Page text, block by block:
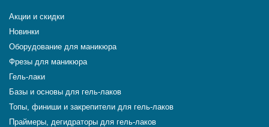
Акции и скидки
Новинки
Оборудование для маникюра
Фрезы для маникюра
Гель-лаки
Базы и основы для гель-лаков
Топы, финиши и закрепители для гель-лаков
Праймеры, дегидраторы для гель-лаков